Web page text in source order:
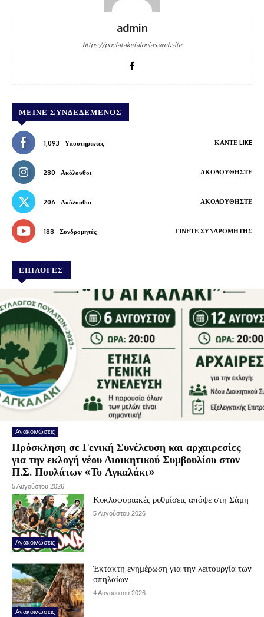
admin
https://poulatakefalonias.website
ΜΕΊΝΕ ΣΥΝΔΕΔΕΜΈΝΟΣ
1,093 Υποστηρικτές ΚΆΝΤΕ LIKE
280 Ακόλουθοι ΑΚΟΛΟΥΘΉΣΤΕ
206 Ακόλουθοι ΑΚΟΛΟΥΘΉΣΤΕ
188 Συνδρομητές ΓΊΝΕΤΕ ΣΥΝΔΡΟΜΗΤΉΣ
ΕΠΙΛΟΓΕΣ
Ανακοινώσεις
Πρόσκληση σε Γενική Συνέλευση και αρχαιρεσίες
για την εκλογή νέου Διοικητικού Συμβουλίου στον
Π.Σ. Πουλάτων «Το Αγκαλάκι»
5 Αυγούστου 2026
Ανακοινώσεις
Κυκλοφοριακές ρυθμίσεις απόψε στη Σάμη
5 Αυγούστου 2026
Ανακοινώσεις
Έκτακτη ενημέρωση για την λειτουργία των
σπηλαίων
4 Αυγούστου 2026